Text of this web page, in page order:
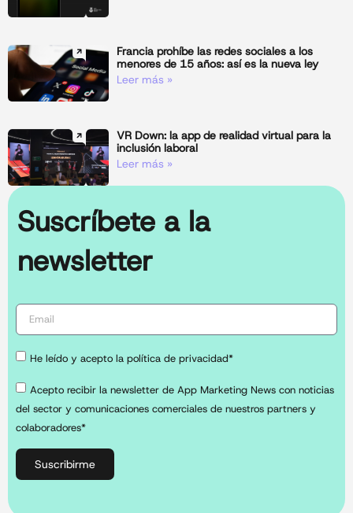
Francia prohíbe las redes sociales a los
menores de 15 años: así es la nueva ley
Leer más »
VR Down: la app de realidad virtual para la
inclusión laboral
Leer más »
Suscríbete a la
newsletter
He leído y acepto la política de privacidad*
Acepto recibir la newsletter de App Marketing News con noticias
del sector y comunicaciones comerciales de nuestros partners y
colaboradores*
Suscribirme